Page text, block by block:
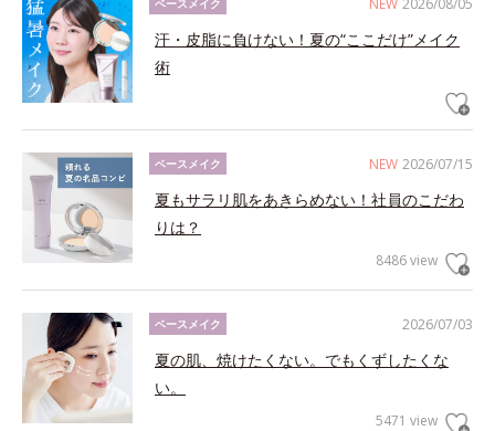
NEW 2026/08/05
ベースメイク
汗・皮脂に負けない！夏の“ここだけ”メイク
術
NEW 2026/07/15
ベースメイク
夏もサラリ肌をあきらめない！社員のこだわ
りは？
8486 view
2026/07/03
ベースメイク
夏の肌、焼けたくない。でもくずしたくな
い。
5471 view